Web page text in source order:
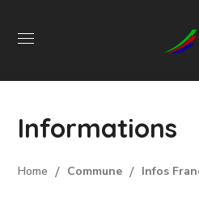
Informations
Home Commune Infos